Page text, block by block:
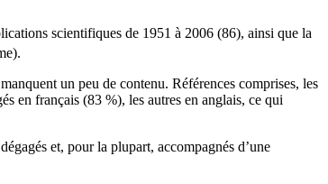
scientifiques de 1951 à 2006 (86), ainsi que la
un peu de contenu. Références comprises, les
en français (83 %), les autres en anglais, ce qui
et, pour la plupart, accompagnés d’une